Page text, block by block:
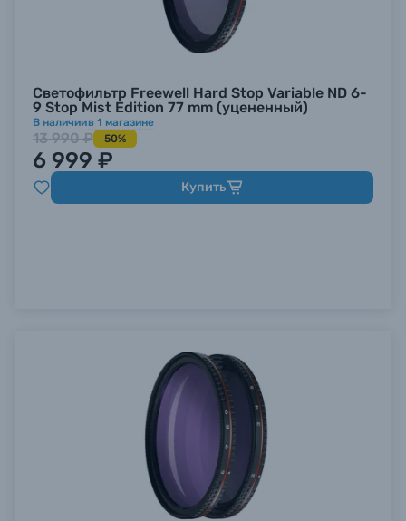
Светофильтр Freewell Hard Stop Variable ND 6-
9 Stop Mist Edition 77 mm (уцененный)
В наличиив 1 магазине
13 990 ₽ 50%
6 999 ₽
Купить